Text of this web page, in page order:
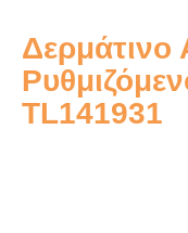
TL141931